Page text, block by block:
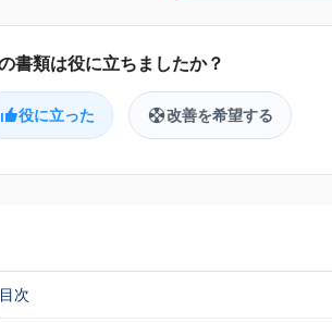
役に立った 改善を希望する
目次